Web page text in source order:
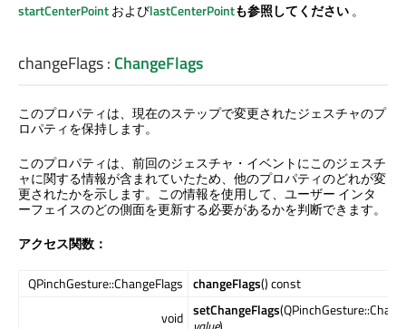
startCenterPointおよびlastCenterPointも参照してください。
changeFlags: ChangeFlags
このプロパティは、現在のステップで変更されたジェスチャのプ
ロパティを保持します。
このプロパティは、前回のジェスチャ・イベントにこのジェスチ
ャに関する情報が含まれていたため、他のプロパティのどれが変
更されたかを示します。この情報を使用して、ユーザー インタ
ーフェイスのどの側面を更新する必要があるかを判断できます。
アクセス関数：
QPinchGesture::ChangeFlags changeFlags() const
void setChangeFlags